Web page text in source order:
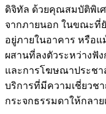
ดิจิทัล ด้วยคุณสมบัติพิเ
จากภายนอก ในขณะที่
อยู่ภายในอาคาร หรือ
ผสานที่ลงตัวระหว่างฟั
และการโฆษณาประชา
บริการที่มีความเชี่ยวช
กระจกธรรมดาให้กลา